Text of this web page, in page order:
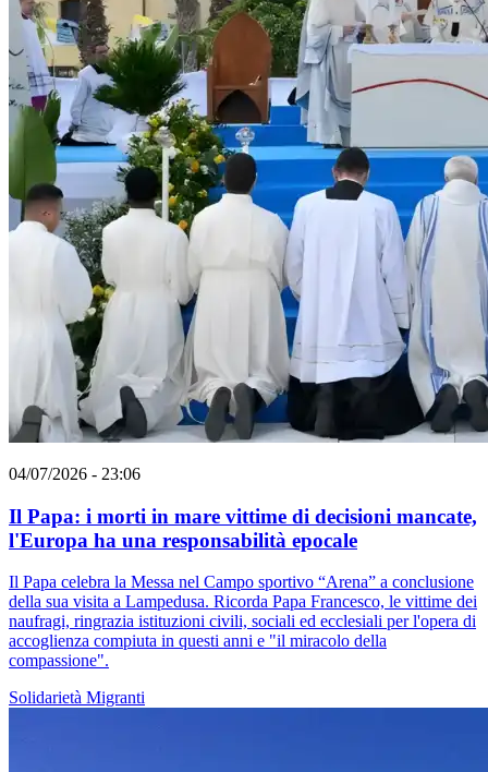
04/07/2026 - 23:06
Il Papa: i morti in mare vittime di decisioni mancate,
l'Europa ha una responsabilità epocale
Il Papa celebra la Messa nel Campo sportivo “Arena” a conclusione
della sua visita a Lampedusa. Ricorda Papa Francesco, le vittime dei
naufragi, ringrazia istituzioni civili, sociali ed ecclesiali per l'opera di
accoglienza compiuta in questi anni e "il miracolo della
compassione".
Solidarietà Migranti